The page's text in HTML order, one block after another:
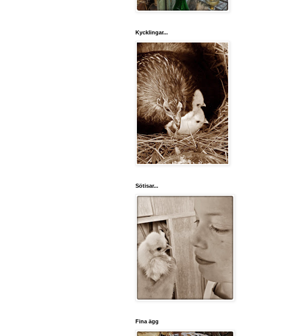
Kycklingar...
Sötisar...
Fina ägg